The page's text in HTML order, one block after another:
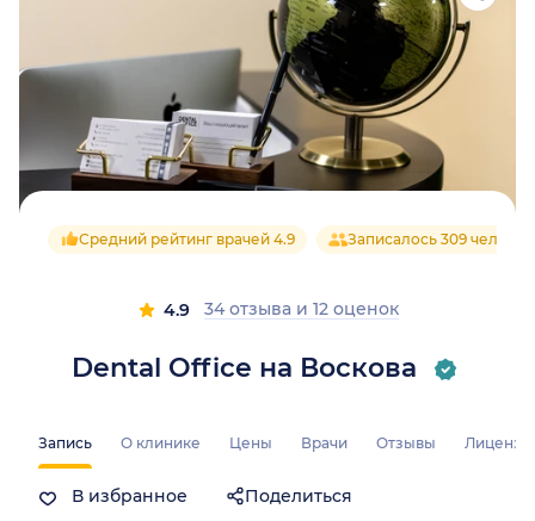
Dental Office на Воскова
Средний рейтинг врачей 4.9 Записалось 309 человек
4.9 34 отзыва и 12 оценок
Запись О клинике Цены Врачи Отзывы
В избранное Поделиться